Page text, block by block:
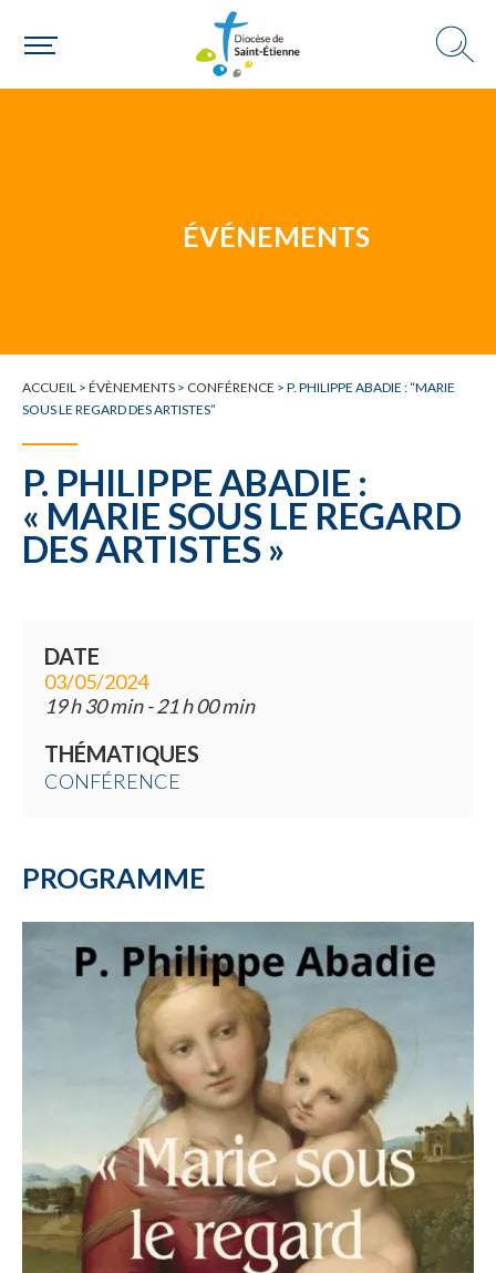
Une paroisse
Une personne
Choisir ma paroisse par commune
Une commune
ÉVÉNEMENTS
ACCUEIL > ÉVÈNEMENTS > CONFÉRENCE > P. PHILIPPE ABADIE : “MARIE
SOUS LE REGARD DES ARTISTES”
P. PHILIPPE ABADIE :
« MARIE SOUS LE REGARD
DES ARTISTES »
DATE
03/05/2024
19 h 30 min - 21 h 00 min
THÉMATIQUES
CONFÉRENCE
PROGRAMME